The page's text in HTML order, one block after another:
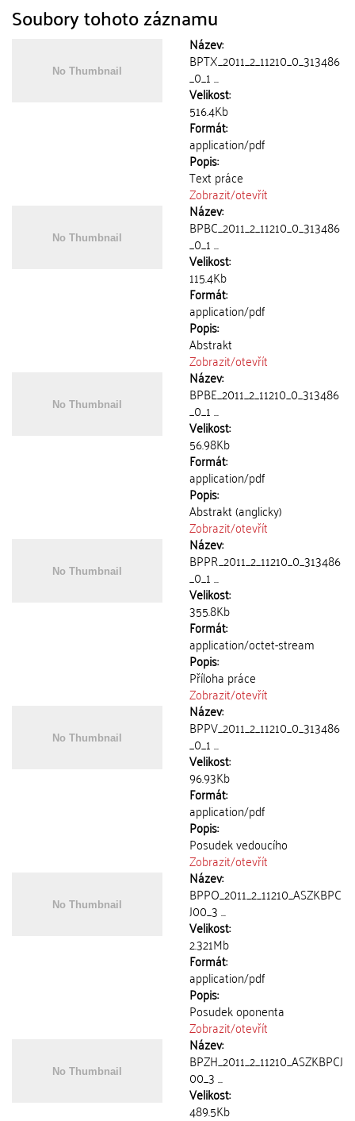
Soubory tohoto záznamu
Název:
BPTX_2011_2_11210_0_313486
_0_1 ...
Velikost:
516.4Kb
Formát:
application/pdf
Popis:
Text práce
Zobrazit/otevřít
Název:
BPBC_2011_2_11210_0_313486
_0_1 ...
Velikost:
115.4Kb
Formát:
application/pdf
Popis:
Abstrakt
Zobrazit/otevřít
Název:
BPBE_2011_2_11210_0_313486
_0_1 ...
Velikost:
56.98Kb
Formát:
application/pdf
Popis:
Abstrakt (anglicky)
Zobrazit/otevřít
Název:
BPPR_2011_2_11210_0_313486
_0_1 ...
Velikost:
355.8Kb
Formát:
application/octet-stream
Popis:
Příloha práce
Zobrazit/otevřít
Název:
BPPV_2011_2_11210_0_313486
_0_1 ...
Velikost:
96.93Kb
Formát:
application/pdf
Popis:
Posudek vedoucího
Zobrazit/otevřít
Název:
BPPO_2011_2_11210_ASZKBPC
J00_3 ...
Velikost:
2.321Mb
Formát:
application/pdf
Popis:
Posudek oponenta
Zobrazit/otevřít
Název:
BPZH_2011_2_11210_ASZKBPCJ
00_3 ...
Velikost:
489.5Kb